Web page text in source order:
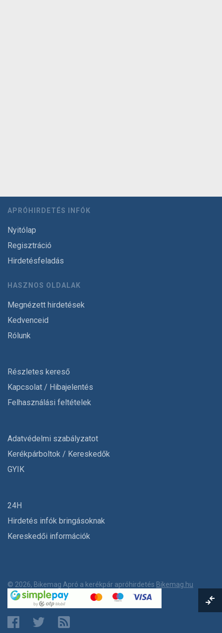
APRÓHIRDETÉS INFÓK
Nyitólap
Regisztráció
Hirdetésfeladás
HASZNOS OLDALAK
Megnézett hirdetések
Kedvenceid
Rólunk
Részletes kereső
Kapcsolat / Hibajelentés
Felhasználási feltételek
Adatvédelmi szabályzatot
Kerékpárboltok / Kereskedők
GYIK
24H
Hirdetés infók bringásoknak
Kereskedői információk
© 2026, Bikemag Apró a kerékpár apróhirdetés Bikemag.hu